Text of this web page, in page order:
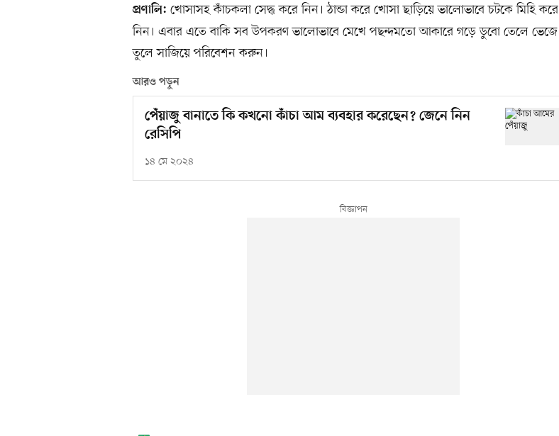
প্রণালি: খোসাসহ কাঁচকলা সেদ্ধ করে নিন। ঠান্ডা করে খোসা ছাড়িয়ে ভালোভাবে চটকে মিহি করে
নিন। এবার এতে বাকি সব উপকরণ ভালোভাবে মেখে পছন্দমতো আকারে গড়ে ডুবো তেলে ভেজে
তুলে সাজিয়ে পরিবেশন করুন।
আরও পড়ুন
পেঁয়াজু বানাতে কি কখনো কাঁচা আম ব্যবহার করেছেন? জেনে নিন
রেসিপি
১৪ মে ২০২৪